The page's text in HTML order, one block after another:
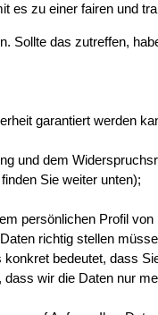
es zu einer fairen und
Sollte das zutreffen,
garantiert werden
und dem
Sie weiter unten);
persönlichen Profil von
richtig stellen
bedeutet, dass
wir die Daten nur